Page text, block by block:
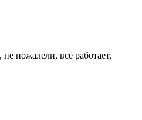
пожалели, всё работает,